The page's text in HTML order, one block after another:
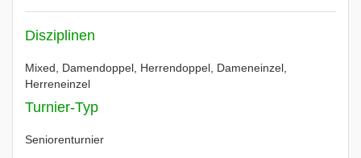
Disziplinen
Mixed, Damendoppel, Herrendoppel, Dameneinzel,
Herreneinzel
Turnier-Typ
Seniorenturnier